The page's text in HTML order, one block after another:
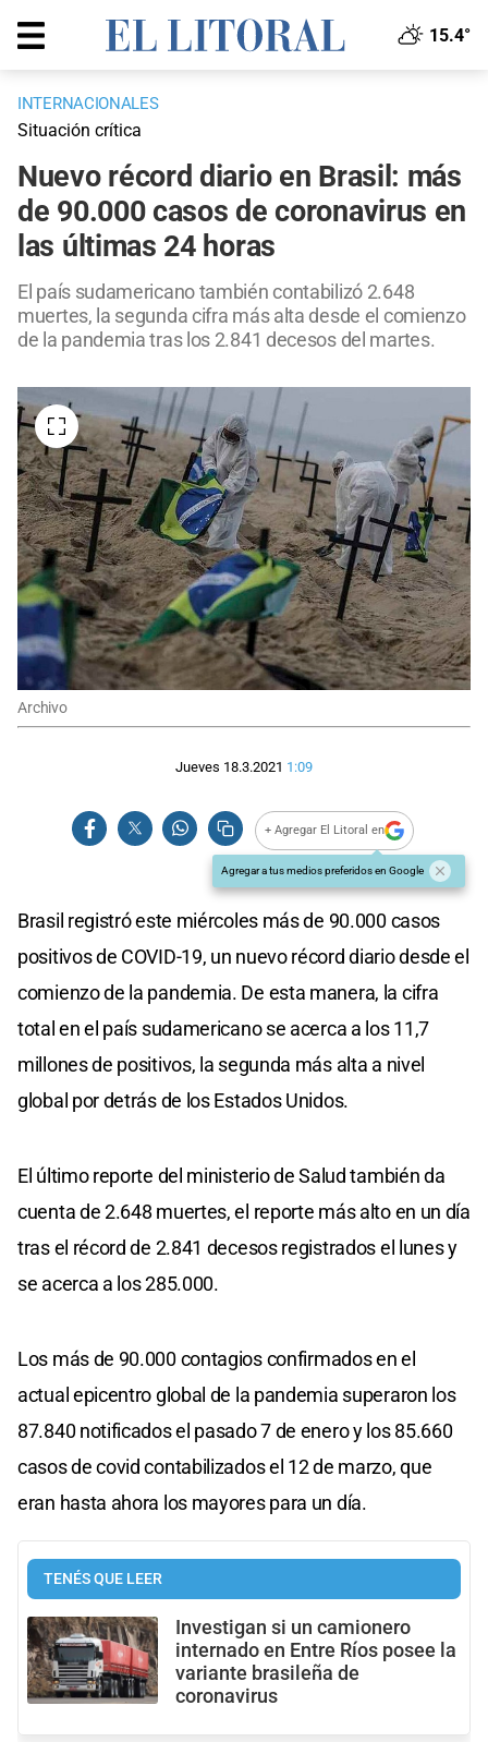
15.4°
INTERNACIONALES
Situación crítica
Nuevo récord diario en Brasil: más
de 90.000 casos de coronavirus en
las últimas 24 horas
El país sudamericano también contabilizó 2.648
muertes, la segunda cifra más alta desde el comienzo
de la pandemia tras los 2.841 decesos del martes.
Archivo
Jueves 18.3.2021 1:09
+ Agregar El Litoral en
Agregar a tus medios preferidos en Google
Brasil registró este miércoles más de 90.000 casos
positivos de COVID-19, un nuevo récord diario desde el
comienzo de la pandemia. De esta manera, la cifra
total en el país sudamericano se acerca a los 11,7
millones de positivos, la segunda más alta a nivel
global por detrás de los Estados Unidos.
El último reporte del ministerio de Salud también da
cuenta de 2.648 muertes, el reporte más alto en un día
tras el récord de 2.841 decesos registrados el lunes y
se acerca a los 285.000.
Los más de 90.000 contagios confirmados en el
actual epicentro global de la pandemia superaron los
87.840 notificados el pasado 7 de enero y los 85.660
casos de covid contabilizados el 12 de marzo, que
eran hasta ahora los mayores para un día.
TENÉS QUE LEER
Investigan si un camionero
internado en Entre Ríos posee la
variante brasileña de
coronavirus